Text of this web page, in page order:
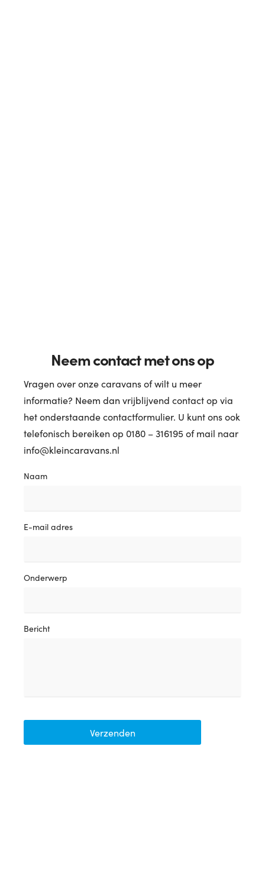
Neem contact met ons op
Vragen over onze caravans of wilt u meer
informatie? Neem dan vrijblijvend contact op via
het onderstaande contactformulier. U kunt ons ook
telefonisch bereiken op 0180 – 316195 of mail naar
info@kleincaravans.nl
Naam
E-mail adres
Onderwerp
Bericht